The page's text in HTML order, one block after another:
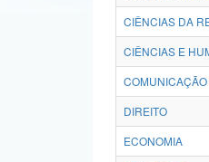
CIÊNCIAS DA
CIÊNCIAS E
DIREITO
ECONOMIA